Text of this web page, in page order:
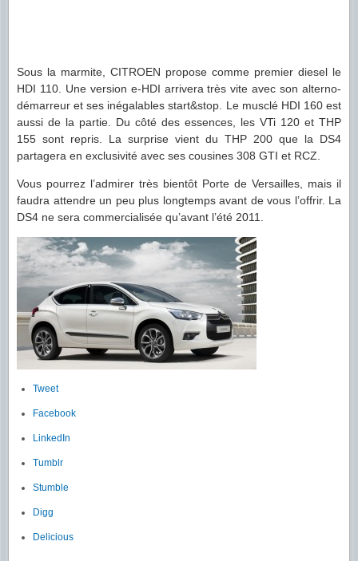
Sous la marmite, CITROEN propose comme premier diesel le
HDI 110. Une version e-HDI arrivera très vite avec son alterno-
démarreur et ses inégalables start&stop. Le musclé HDI 160 est
aussi de la partie. Du côté des essences, les VTi 120 et THP
155 sont repris. La surprise vient du THP 200 que la DS4
partagera en exclusivité avec ses cousines 308 GTI et RCZ.
Vous pourrez l’admirer très bientôt Porte de Versailles, mais il
faudra attendre un peu plus longtemps avant de vous l’offrir. La
DS4 ne sera commercialisée qu’avant l’été 2011.
Tweet
Facebook
LinkedIn
Tumblr
Stumble
Digg
Delicious